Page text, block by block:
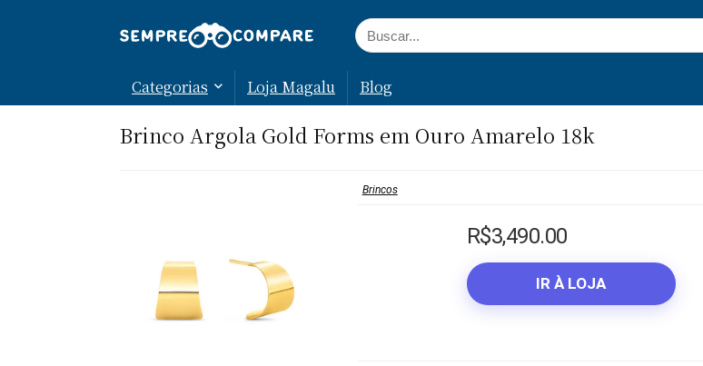
Categorias Loja Magalu Blog
Brinco Argola Gold Forms em Ouro Amarelo 18k
Brincos
R$3,490.00
IR À LOJA